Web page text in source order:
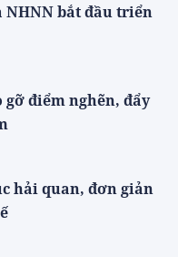
bắt đầu triển
điểm nghẽn, đẩy
hải quan, đơn giản